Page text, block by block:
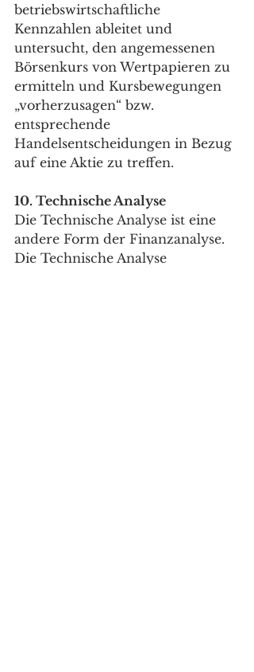
betriebswirtschaftliche
Kennzahlen ableitet und
untersucht, den angemessenen
Börsenkurs von Wertpapieren zu
ermitteln und Kursbewegungen
„vorherzusagen“ bzw.
entsprechende
Handelsentscheidungen in Bezug
auf eine Aktie zu treffen.
10. Technische Analyse
Die Technische Analyse ist eine
andere Form der Finanzanalyse.
Die Technische Analyse